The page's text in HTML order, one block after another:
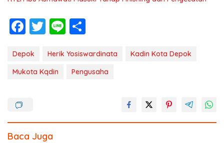
F
e
b
k
T
itt
er
Li
e ar
e
Depok Herik Yosiswardinata
Kadin Kota Depok
Mukota Kqdin
Pengusaha
Baca Juga